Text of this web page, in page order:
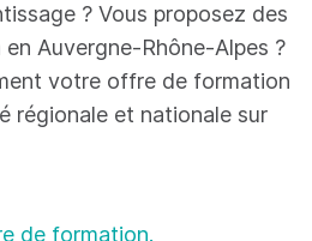
? Vous proposez des
Auvergne-Rhône-Alpes ?
votre offre de formation
régionale et nationale sur
de formation.